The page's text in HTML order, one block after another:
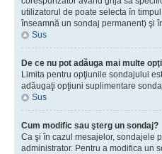
utilizatorul de poate selecta în
înseamnă un sondaj permanent) şi
Sus
De ce nu pot adăuga mai multe
Limita pentru opţiunile sondajului
adăugaţi opţiuni suplimentare
Sus
Cum modific sau şterg un sondaj?
Ca şi în cazul mesajelor, sondajele
administrator. Pentru a modifica un